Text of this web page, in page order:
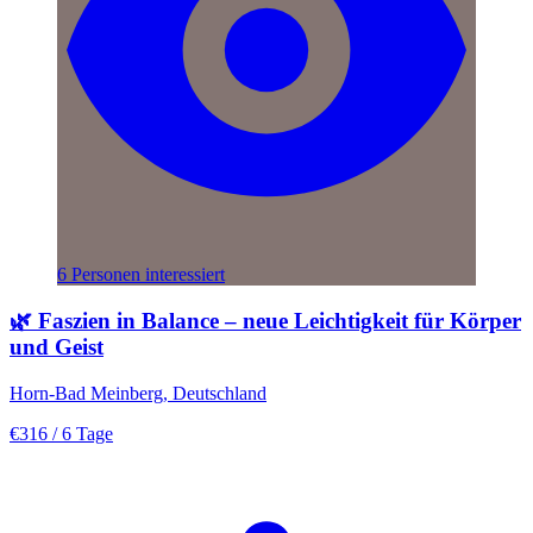
6 Personen interessiert
🌿 Faszien in Balance – neue Leichtigkeit für Körper
und Geist
Horn-Bad Meinberg, Deutschland
€316 / 6 Tage